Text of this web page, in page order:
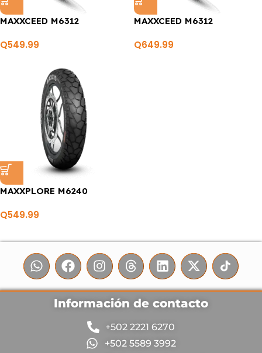
MAXXCEED M6312
Q549.99
MAXXCEED M6312
Q649.99
MAXXPLORE M6240
Q549.99
Información de contacto
+502 2221 6270
+502 5589 3992